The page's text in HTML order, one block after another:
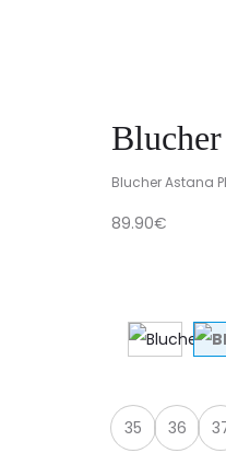
Blucher Astana
89.90€
35 36